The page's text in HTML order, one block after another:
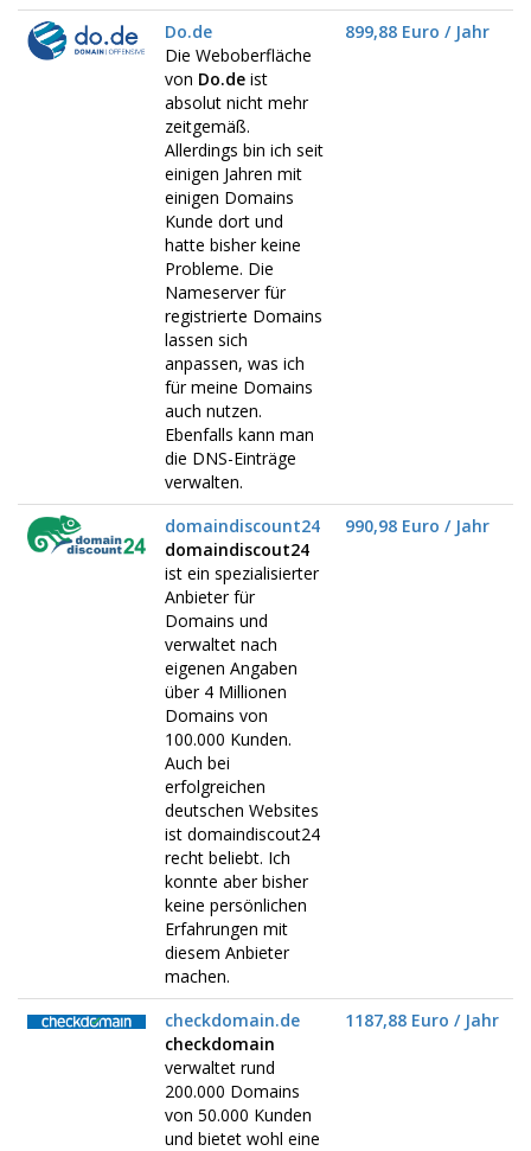
Do.de
Die Weboberfläche
von Do.de ist
absolut nicht mehr
zeitgemäß.
Allerdings bin ich seit
einigen Jahren mit
einigen Domains
Kunde dort und
hatte bisher keine
Probleme. Die
Nameserver für
registrierte Domains
lassen sich
anpassen, was ich
für meine Domains
auch nutzen.
Ebenfalls kann man
die DNS-Einträge
verwalten.
899,88 Euro / Jahr
domaindiscount24
domaindiscout24
ist ein spezialisierter
Anbieter für
Domains und
verwaltet nach
eigenen Angaben
über 4 Millionen
Domains von
100.000 Kunden.
Auch bei
erfolgreichen
deutschen Websites
ist domaindiscout24
recht beliebt. Ich
konnte aber bisher
keine persönlichen
Erfahrungen mit
diesem Anbieter
machen.
990,98 Euro / Jahr
checkdomain.de
checkdomain
verwaltet rund
200.000 Domains
von 50.000 Kunden
und bietet wohl eine
1187,88 Euro / Jahr